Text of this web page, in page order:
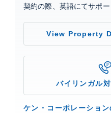
契約の際、英語にてサポー
View Property
バイリンガル
ケン・コーポレーショ